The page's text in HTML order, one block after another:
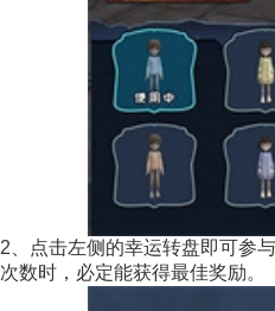
2、点击左侧的幸运转盘即可参
次数时，必定能获得最佳奖励。